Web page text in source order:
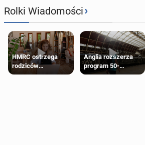
Rolki Wiadomości›
HMRC ostrzega
rodziców
pobierających Child
Anglia rozszerza
program 50-
procentowych